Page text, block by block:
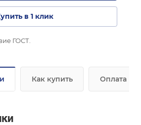
в 1 клик
ГОСТ.
Как купить Оплата